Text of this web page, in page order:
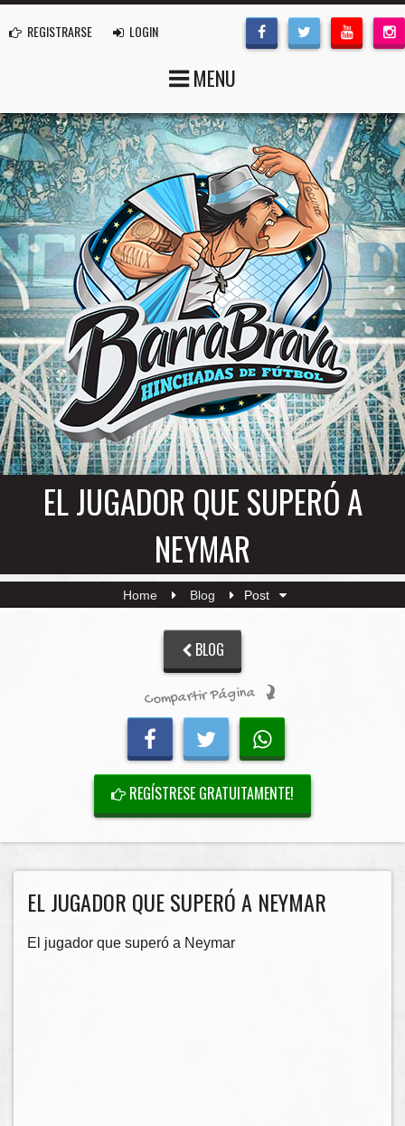
REGISTRARSE LOGIN
MENU
EL JUGADOR QUE SUPERÓ A
NEYMAR
Home Blog Post
BLOG
Compartir Página
REGÍSTRESE GRATUITAMENTE!
EL JUGADOR QUE SUPERÓ A NEYMAR
El jugador que superó a Neymar